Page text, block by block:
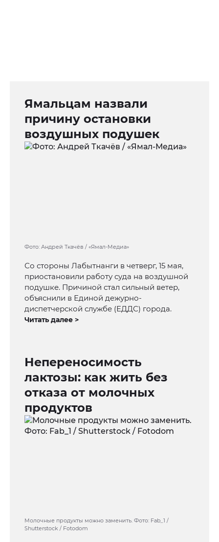
Ямальцам назвали
причину остановки
воздушных подушек
Фото: Андрей Ткачёв / «Ямал-Медиа»
Со стороны Лабытнанги в четверг, 15 мая,
приостановили работу суда на воздушной
подушке. Причиной стал сильный ветер,
объяснили в Единой дежурно-
диспетчерской службе (ЕДДС) города.
Читать далее >
Непереносимость
лактозы: как жить без
отказа от молочных
продуктов
Молочные продукты можно заменить. Фото: Fab_1 /
Shutterstock / Fotodom